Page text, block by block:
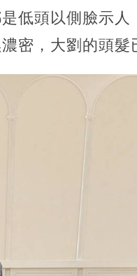
低頭以側臉示人
密，大劉的頭髮